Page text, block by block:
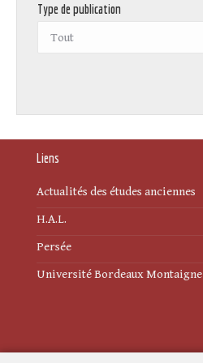
Type de publication
Liens
Actualités des études anciennes
H.A.L.
Persée
Université Bordeaux Montaigne